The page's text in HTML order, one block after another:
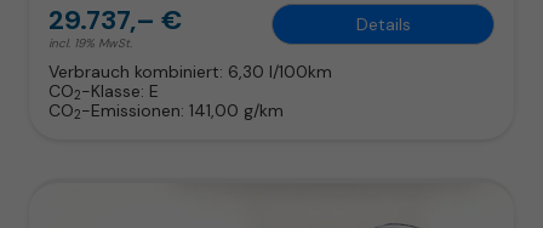
29.737,– €
incl. 19% MwSt.
Details
Verbrauch kombiniert: 6,30 l/100km
CO2-Klasse: E
CO2-Emissionen: 141,00 g/km